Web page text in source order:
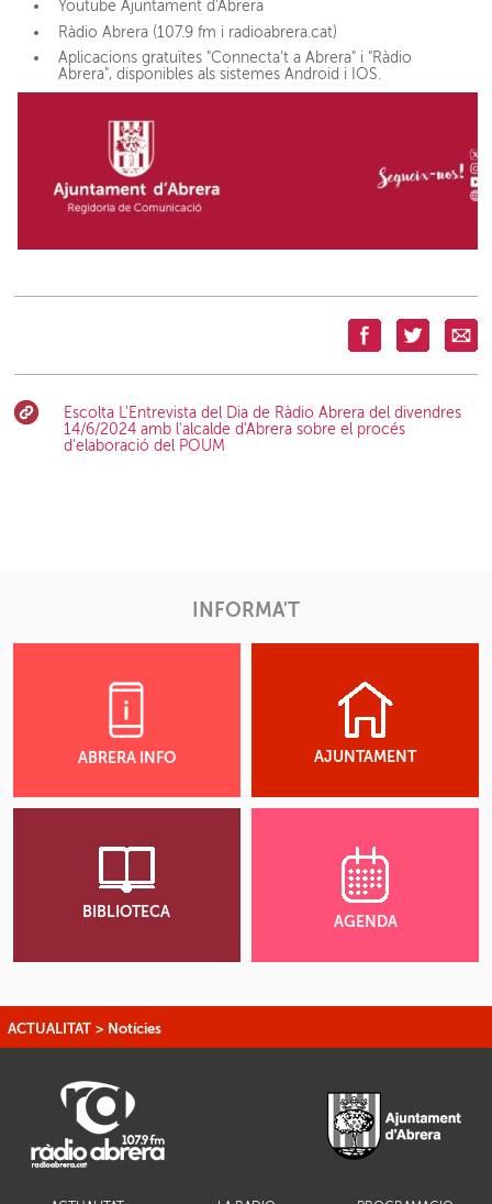
Youtube Ajuntament d'Abrera
Ràdio Abrera (107.9 fm i radioabrera.cat)
Aplicacions gratuïtes "Connecta't a Abrera" i "Ràdio
Abrera", disponibles als sistemes Android i IOS.
Escolta L'Entrevista del Dia de Ràdio Abrera del divendres
14/6/2024 amb l'alcalde d'Abrera sobre el procés
d'elaboració del POUM
INFORMA'T
ABRERA INFO AJUNTAMENT
BIBLIOTECA
AGENDA
ACTUALITAT > Notícies